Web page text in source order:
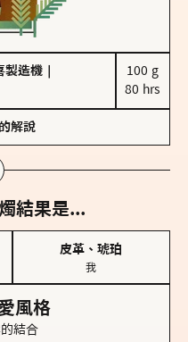
製造機
100 g
80 hrs
的解說
結果是...
皮革、琥珀
我
風格
結合